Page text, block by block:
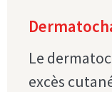
Le
excès